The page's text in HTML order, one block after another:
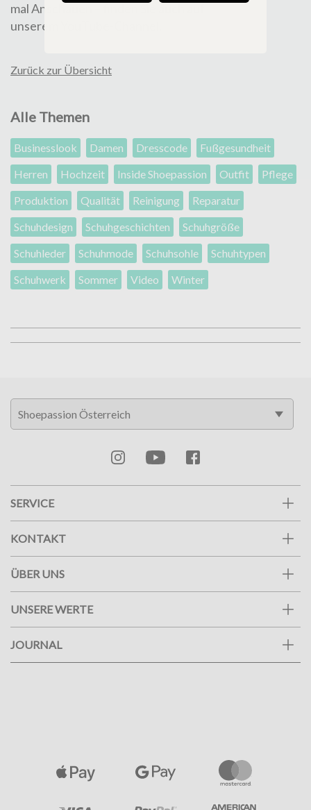
mal Anschauen – finden Sie auch auf
unserem
Zurück zur Übersicht
Alle Themen
Businesslook Damen Dresscode
Fußgesundheit
Herren
Hochzeit Inside Shoepassion Outfit
Pflege
Produktion
Qualität Reinigung
Reparatur
Schuhdesign
Schuhgeschichten
Schuhgröße
Schuhleder
Schuhmode Schuhsohle
Schuhtypen
Schuhwerk
Sommer Video Winter
SERVICE
KONTAKT
ÜBER UNS
UNSERE WERTE
JOURNAL